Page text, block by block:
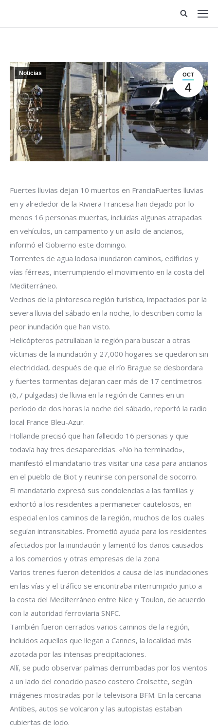
Site
search:
OCT
4
Noticias
Fuertes lluvias dejan 10 muertos en FranciaFuertes lluvias
en y alrededor de la Riviera Francesa han dejado por lo
menos 16 personas muertas, incluidas algunas atrapadas
en vehículos, un campamento y un asilo de ancianos,
informó el Gobierno este domingo.
Torrentes de agua lodosa inundaron caminos, edificios y
vías férreas, interrumpiendo el movimiento en la costa del
Mediterráneo.
Vecinos de la pintoresca región turística, impactados por la
severa lluvia del sábado en la noche, lo describen como la
peor inundación que han visto.
Helicópteros patrullaban la región para buscar a otras
víctimas de la inundación y 27,000 hogares se quedaron sin
electricidad, después de que el río Brague se desbordara
y fuertes tormentas dejaran caer más de 17 centímetros
(6,7 pulgadas) de lluvia en la región de Cannes en un
período de dos horas la noche del sábado, reportó la radio
local France Bleu-Azur.
Hollande precisó que han fallecido 16 personas y que
todavía hay tres desaparecidas. «No ha terminado»,
manifestó el mandatario tras visitar una casa para ancianos
en el pueblo de Biot y reunirse con personal de socorro.
El mandatario expresó sus condolencias a las familias y
exhortó a los residentes a permanecer cautelosos, en
especial en los caminos de la región, muchos de los cuales
seguían intransitables. Prometió ayuda para los residentes
afectados por la inundación y lamentó los daños causados
a los comercios y otras empresas de la zona
Varios trenes fueron detenidos a causa de las inundaciones
en las vías y el tráfico se encontraba interrumpido junto a
la costa del Mediterráneo entre Nice y Toulon, de acuerdo
con la autoridad ferroviaria SNFC.
También fueron cerrados varios caminos de la región,
incluidos aquellos que llegan a Cannes, la localidad más
azotada por las intensas precipitaciones.
Allí, se pudo observar palmas derrumbadas por los vientos
a un lado del conocido paseo costero Croisette, según
imágenes mostradas por la televisora BFM. En la cercana
Antibes, autos se volcaron y las autopistas estaban
cubiertas de lodo.